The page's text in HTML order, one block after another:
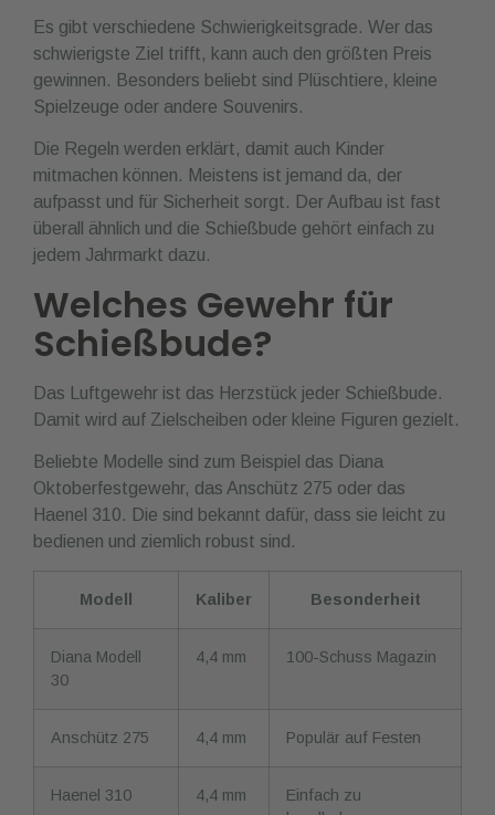
Es gibt verschiedene Schwierigkeitsgrade. Wer das
schwierigste Ziel trifft, kann auch den größten Preis
gewinnen. Besonders beliebt sind Plüschtiere, kleine
Spielzeuge oder andere Souvenirs.
Die Regeln werden erklärt, damit auch Kinder
mitmachen können. Meistens ist jemand da, der
aufpasst und für Sicherheit sorgt. Der Aufbau ist fast
überall ähnlich und die Schießbude gehört einfach zu
jedem Jahrmarkt dazu.
Welches Gewehr für
Schießbude?
Das Luftgewehr ist das Herzstück jeder Schießbude.
Damit wird auf Zielscheiben oder kleine Figuren gezielt.
Beliebte Modelle sind zum Beispiel das Diana
Oktoberfestgewehr, das Anschütz 275 oder das
Haenel 310. Die sind bekannt dafür, dass sie leicht zu
bedienen und ziemlich robust sind.
Modell Kaliber Besonderheit
Diana Modell
30
4,4 mm 100-Schuss Magazin
Anschütz 275 4,4 mm Populär auf Festen
Haenel 310 4,4 mm
Einfach zu